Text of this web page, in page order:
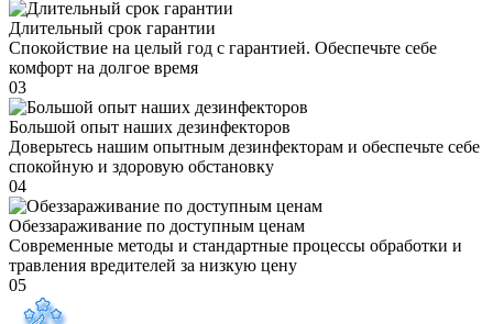
Длительный срок гарантии
Спокойствие на целый год с гарантией. Обеспечьте себе
комфорт на долгое время
03
Большой опыт наших дезинфекторов
Доверьтесь нашим опытным дезинфекторам и обеспечьте себе
спокойную и здоровую обстановку
04
Обеззараживание по доступным ценам
Современные методы и стандартные процессы обработки и
травления вредителей за низкую цену
05